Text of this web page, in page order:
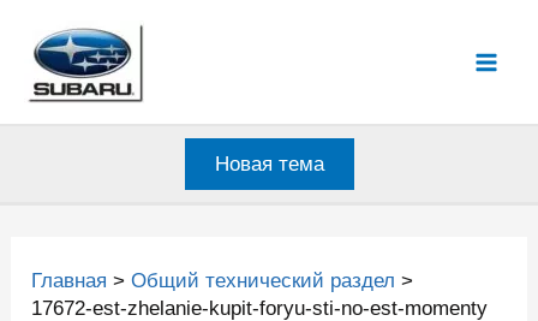
содержимому
Новая тема
Главная
Общий технический раздел
17672-est-zhelanie-kupit-foryu-sti-no-est-momenty